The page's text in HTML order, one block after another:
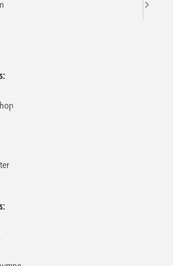
Vertriebsleiter Deutschland Schiessl;